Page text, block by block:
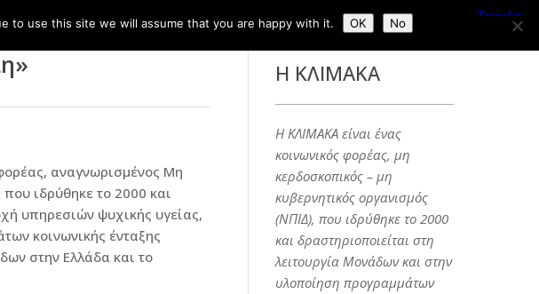
αναγνωρισμένος Μη
ιδρύθηκε το 2000 και
υπηρεσιών ψυχικής υγείας,
κοινωνικής ένταξης
στην Ελλάδα και το
Η ΚΛΙΜΑΚΑ
Η ΚΛΙΜΑΚΑ είναι ένας
κοινωνικός φορέας, μη
κερδοσκοπικός – μη
κυβερνητικός οργανισμός
(ΝΠΙΔ), που ιδρύθηκε το 2000
και δραστηριοποιείται στη
λειτουργία Μονάδων και στην
υλοποίηση προγραμμάτων
to use this site we will assume that you are happy with it. OK No